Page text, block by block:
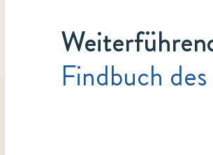
Findbuch